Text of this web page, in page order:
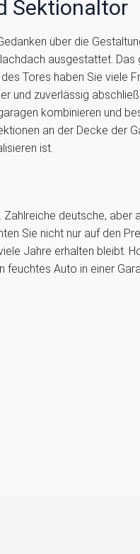
Sektionaltor
über die
ausgestattet. Das
Tores haben Sie viele
und zuverlässig
kombinieren und
an der Decke der
ist.
deutsche, aber
Sie nicht nur auf den
Jahre erhalten bleibt.
feuchtes Auto in einer